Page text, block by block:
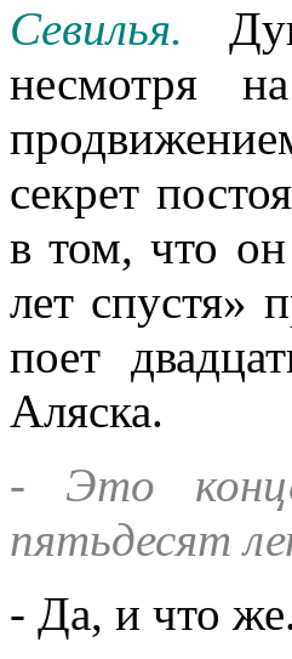
Севилья.
несмотря
секрет
в том, что
лет спустя»
поет
Аляска.
- Это
пятьдесят
- Да, и что